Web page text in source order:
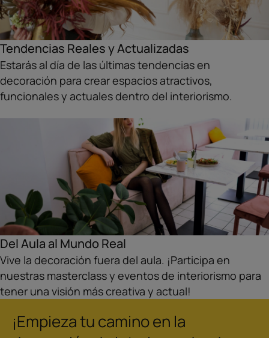
Tendencias Reales y Actualizadas
Estarás al día de las últimas tendencias en
decoración para crear espacios atractivos,
funcionales y actuales dentro del interiorismo.
Del Aula al Mundo Real
Vive la decoración fuera del aula. ¡Participa en
nuestras masterclass y eventos de interiorismo para
tener una visión más creativa y actual!
¡Empieza tu camino en la